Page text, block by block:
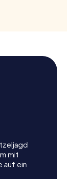
mit
auf ein